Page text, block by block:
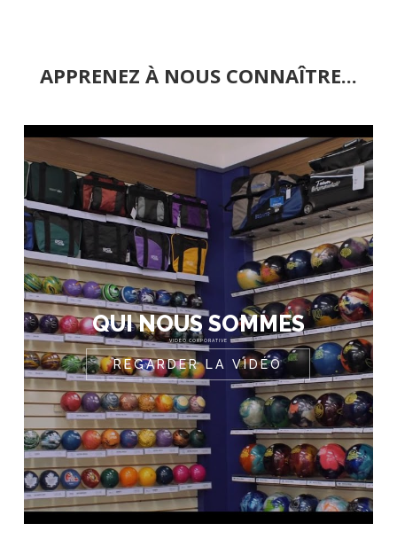
APPRENEZ À NOUS CONNAÎTRE...
QUI NOUS SOMMES
VIDÉO CORPORATIVE
REGARDER LA VIDÉO